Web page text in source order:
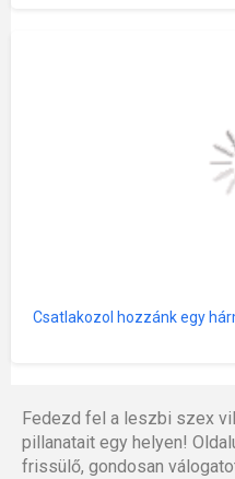
Csatlakozol hozzánk egy
Fedezd fel a leszbi szex
pillanatait egy helyen!
frissülő, gondosan